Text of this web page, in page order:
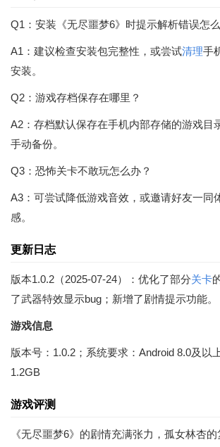
Q1：安装《无尽噩梦6》时提示解析错误怎
A1：建议检查安装包完整性，或尝试清理手
安装。
Q2：游戏存档保存在哪里？
A2：存档默认保存在手机内部存储的游戏目
手动备份。
Q3：恐怖关卡不敢玩怎么办？
A3：可尝试降低游戏音效，或邀请好友一同
感。
更新日志
版本1.0.2（2025-07-24）：优化了部分关卡
了武器特效显示bug；新增了剧情提示功能。
游戏信息
版本号：1.0.2；系统要求：Android 8.0及以
1.2GB
游戏评测
《无尽噩梦6》的剧情充满张力，孤女林杏